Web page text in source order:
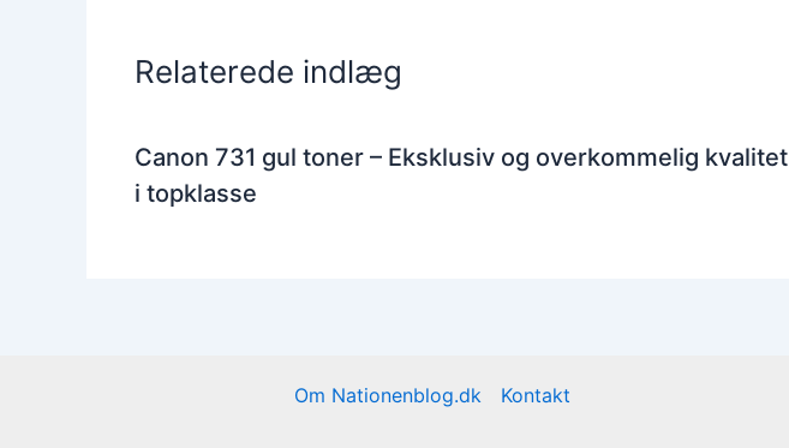
Relaterede indlæg
Canon 731 gul toner – Eksklusiv og overkommelig kvalitet
i topklasse
Om Nationenblog.dk Kontakt